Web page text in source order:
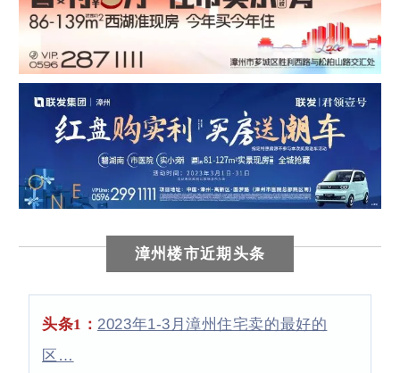
漳州楼市近期头条
头条1 ： 2023年1-3月漳州住宅卖的最好的
区…